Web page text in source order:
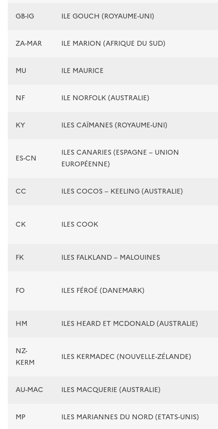
GB-IG ILE GOUCH (ROYAUME-UNI)
ZA-MAR ILE MARION (AFRIQUE DU SUD)
MU ILE MAURICE
NF ILE NORFOLK (AUSTRALIE)
KY ILES CAÏMANES (ROYAUME-UNI)
ES-CN
ILES CANARIES (ESPAGNE – UNION
EUROPÉENNE)
CC ILES COCOS – KEELING (AUSTRALIE)
CK ILES COOK
FK ILES FALKLAND – MALOUINES
FO ILES FÉROÉ (DANEMARK)
HM ILES HEARD ET MCDONALD (AUSTRALIE)
NZ-
KERM
ILES KERMADEC (NOUVELLE-ZÉLANDE)
AU-MAC ILES MACQUERIE (AUSTRALIE)
MP ILES MARIANNES DU NORD (ETATS-UNIS)